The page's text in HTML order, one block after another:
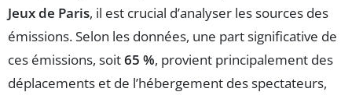
Jeux de Paris, il est crucial d’analyser les sources des
émissions. Selon les données, une part significative de
ces émissions, soit65 %, provient principalement des
déplacements et de l’hébergement des spectateurs,